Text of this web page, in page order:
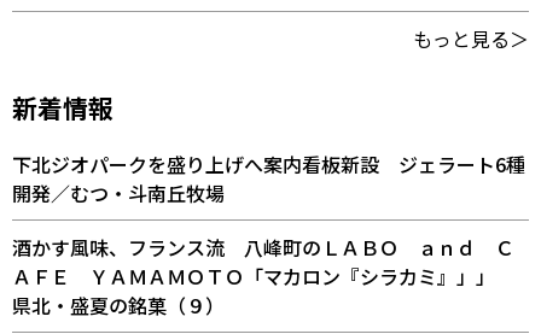
もっと見る＞
新着情報
下北ジオパークを盛り上げへ案内看板新設 ジェラート6種
開発／むつ・斗南丘牧場
酒かす風味、フランス流 八峰町のＬＡＢＯ ａｎｄ Ｃ
ＡＦＥ ＹＡＭＡＭＯＴＯ「マカロン『シラカミ』」」
県北・盛夏の銘菓（９）